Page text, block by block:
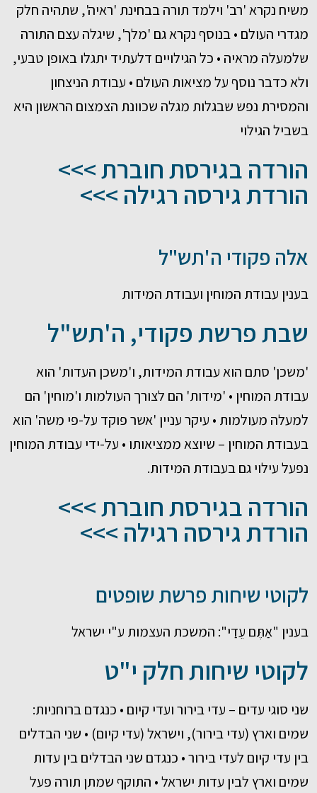
משיח נקרא 'רב' וילמד תורה בבחינת 'ראיה', שתהיה חלק
מגדרי העולם • בנוסף נקרא גם 'מלך', שיגלה עצם התורה
שלמעלה מראיה • כל הגילויים דלעתיד יתגלו באופן טבעי,
ולא כדבר נוסף על מציאות העולם • עבודת הניצחון
והמסירת נפש שבגלות מגלה שכוונת הצמצום הראשון היא
בשביל הגילוי
הורדה בגירסת חוברת >>>
הורדת גירסה רגילה >>>
אלה פקודי ה'תש"ל
בענין עבודת המוחין ועבודת המידות
שבת פרשת פקודי, ה'תש"ל
'משכן' סתם הוא עבודת המידות, ו'משכן העדות' הוא
עבודת המוחין • 'מידות' הם לצורך העולמות ו'מוחין' הם
למעלה מעולמות • עיקר עניין 'אשר פוקד על-פי משה' הוא
בעבודת המוחין – שיוצא ממציאותו • על-ידי עבודת המוחין
נפעל עילוי גם בעבודת המידות.
הורדה בגירסת חוברת >>>
הורדת גירסה רגילה >>>
לקוטי שיחות פרשת שופטים
בענין "אַתֶּם עֵדַי": המשכת העצמות ע"י ישראל
לקוטי שיחות חלק י"ט
שני סוגי עדים – עדי בירור ועדי קיום • כנגדם ברוחניות:
שמים וארץ (עדי בירור), וישראל (עדי קיום) • שני הבדלים
בין עדי קיום לעדי בירור • כנגדם שני הבדלים בין עדות
שמים וארץ לבין עדות ישראל • התוקף שמתן תורה פעל